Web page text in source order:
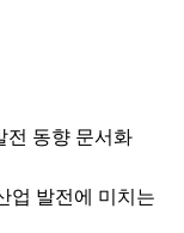
전 동향 문서화
업 발전에 미치는